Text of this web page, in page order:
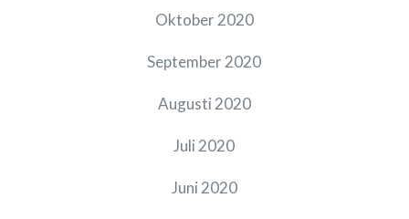
Oktober 2020
September 2020
Augusti 2020
Juli 2020
Juni 2020